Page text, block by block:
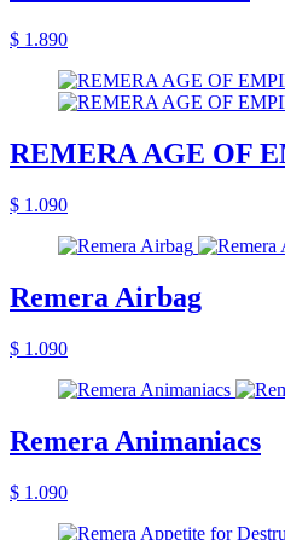
$ 1.890
REMERA AGE OF
$ 1.090
Remera Airbag
$ 1.090
Remera Animaniacs
$ 1.090